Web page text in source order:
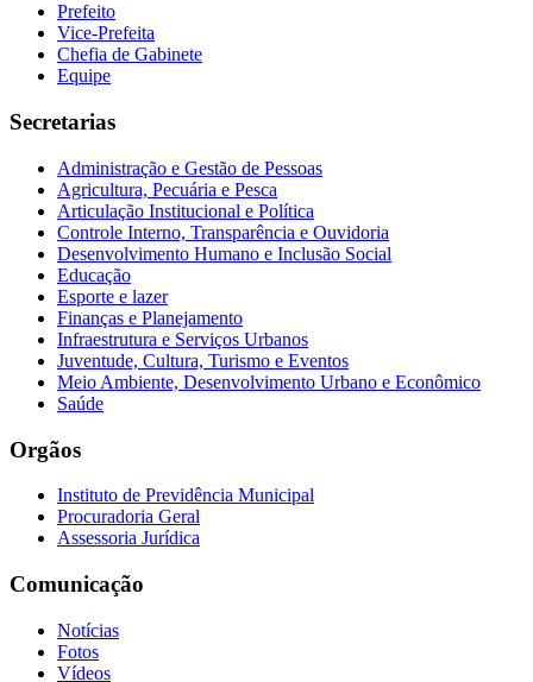
Prefeito
Vice-Prefeita
Chefia de Gabinete
Equipe
Secretarias
Administração e Gestão de Pessoas
Agricultura, Pecuária e Pesca
Articulação Institucional e Política
Controle Interno, Transparência e Ouvidoria
Desenvolvimento Humano e Inclusão Social
Educação
Esporte e lazer
Finanças e Planejamento
Infraestrutura e Serviços Urbanos
Juventude, Cultura, Turismo e Eventos
Meio Ambiente, Desenvolvimento Urbano e Econômico
Saúde
Orgãos
Instituto de Previdência Municipal
Procuradoria Geral
Assessoria Jurídica
Comunicação
Notícias
Fotos
Vídeos